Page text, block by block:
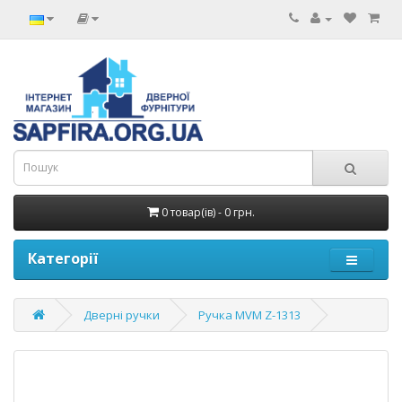
0 товар(ів) - 0 грн.
Категорії
Дверні ручки Ручка MVM Z-1313